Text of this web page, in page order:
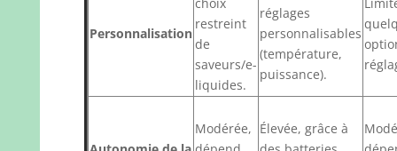
Personnalisation
restreint
de
saveurs/e-
liquides.
réglages
personnalisables
(température,
puissance).
Modérée, Élevée, grâce à